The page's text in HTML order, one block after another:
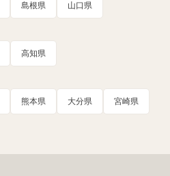
島根県 山口県
高知県
熊本県 大分県 宮崎県